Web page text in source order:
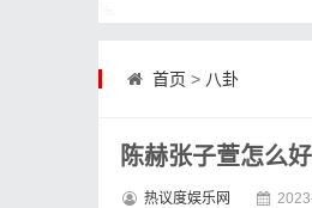
首页 > 八卦
陈赫张子萱怎么
热议度娱乐网